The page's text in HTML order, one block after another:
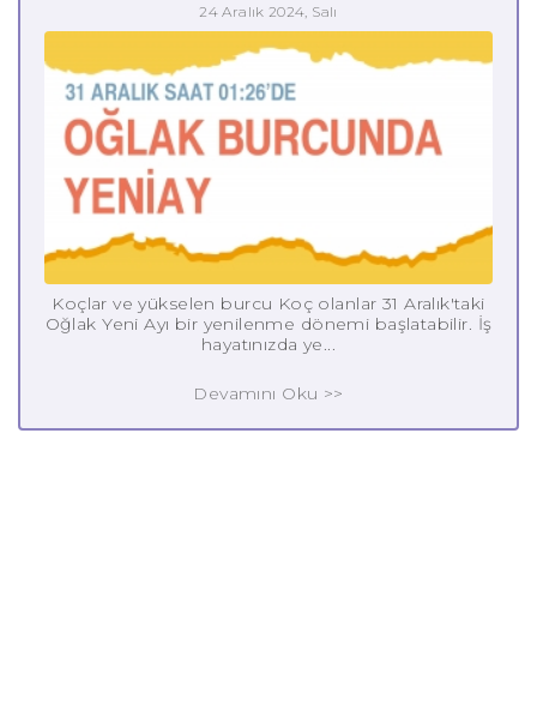
24 Aralık 2024, Salı
Koçlar ve yükselen burcu Koç olanlar 31 Aralık'taki
Oğlak Yeni Ayı bir yenilenme dönemi başlatabilir. İş
hayatınızda ye...
Devamını Oku >>